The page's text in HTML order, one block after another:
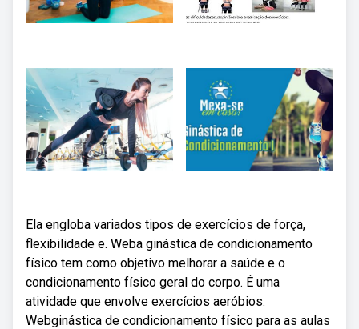
Ela engloba variados tipos de exercícios de força,
flexibilidade e. Weba ginástica de condicionamento
físico tem como objetivo melhorar a saúde e o
condicionamento físico geral do corpo. É uma
atividade que envolve exercícios aeróbios.
Webginástica de condicionamento físico para as aulas